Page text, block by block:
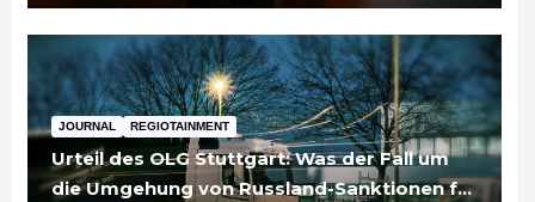
JOURNAL REGIOTAINMENT
Urteil des OLG Stuttgart: Was der Fall um
die Umgehung von Russland-Sanktionen für